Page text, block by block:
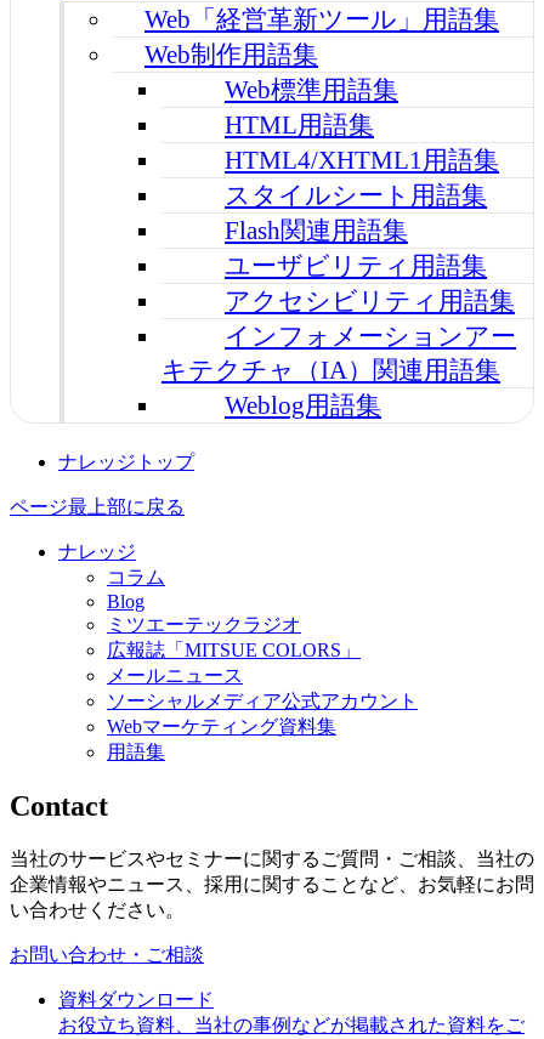
Web「経営革新ツール」用語集
Web制作用語集
Web標準用語集
HTML用語集
HTML4/XHTML1用語集
スタイルシート用語集
Flash関連用語集
ユーザビリティ用語集
アクセシビリティ用語集
インフォメーションアー
キテクチャ（IA）関連用語集
Weblog用語集
ナレッジトップ
ページ最上部に戻る
ナレッジ
コラム
Blog
ミツエーテックラジオ
広報誌「MITSUE COLORS」
メールニュース
ソーシャルメディア公式アカウント
Webマーケティング資料集
用語集
Contact
当社のサービスやセミナーに関するご質問・ご相談、当社の
企業情報やニュース、採用に関することなど、お気軽にお問
い合わせください。
お問い合わせ・ご相談
資料ダウンロード
お役立ち資料、当社の事例などが掲載された資料をご